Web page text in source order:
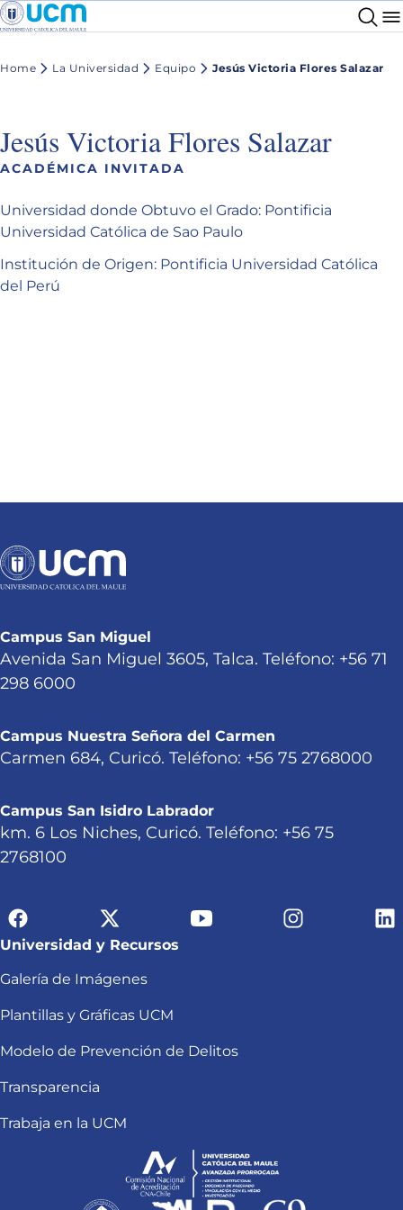
Home La Universidad Equipo Jesús Victoria Flores Salazar
Jesús Victoria Flores Salazar
ACADÉMICA INVITADA
Universidad donde Obtuvo el Grado: Pontificia
Universidad Católica de Sao Paulo
Institución de Origen: Pontificia Universidad Católica
del Perú
Campus San Miguel
Avenida San Miguel 3605, Talca. Teléfono: +56 71
298 6000
Campus Nuestra Señora del Carmen
Carmen 684, Curicó. Teléfono: +56 75 2768000
Campus San Isidro Labrador
km. 6 Los Niches, Curicó. Teléfono: +56 75
2768100
Universidad y Recursos
Galería de Imágenes
Plantillas y Gráficas UCM
Modelo de Prevención de Delitos
Transparencia
Trabaja en la UCM